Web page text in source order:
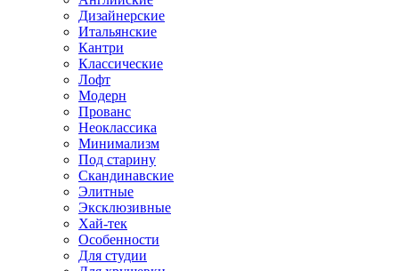
Дизайнерские
Итальянские
Кантри
Классические
Лофт
Модерн
Прованс
Неоклассика
Минимализм
Под старину
Скандинавские
Элитные
Эксклюзивные
Хай-тек
Особенности
Для студии